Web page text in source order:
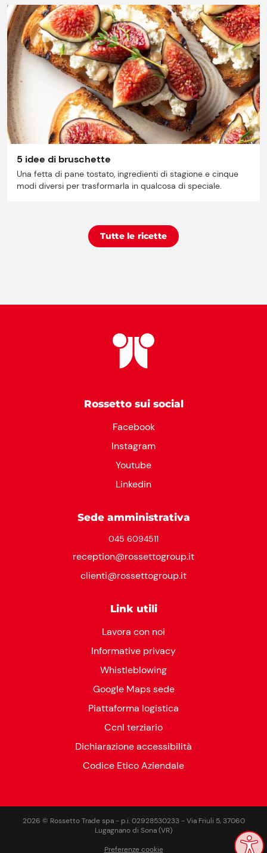
5 idee di bruschette
Una fetta di pane tostato, ingredienti di stagione e cinque
modi diversi per trasformarla in qualcosa di speciale.
Tutte le ricette
Rossetto sui social
Facebook
Instagram
Youtube
Linkedin
Sede amministrativa
045 6094511
reception@rossettogroup.it
clienti@rossettogroup.it
Link utili
Lavora con noi
Informative privacy
Whistleblowing
Google Maps sede
Piattaforma logistica
Ccnl terziario
Dichiarazione accessibilità
Codice Etico Aziendale
2026 © Rossetto Trade spa - p.i. 02928530233 - Via Friuli 5, 37060
Lugagnano di Sona (VR)
Preferenze cookie